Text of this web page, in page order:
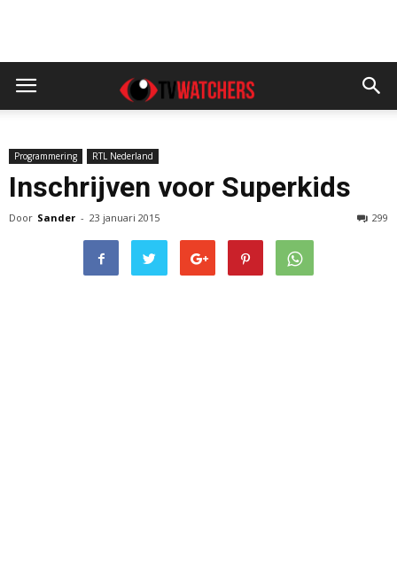
Programmering RTL Nederland
Inschrijven voor Superkids
Door Sander - 23 januari 2015 299